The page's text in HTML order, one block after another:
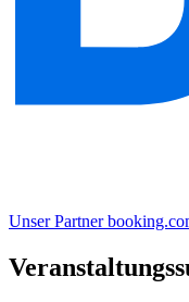
Unser Partner